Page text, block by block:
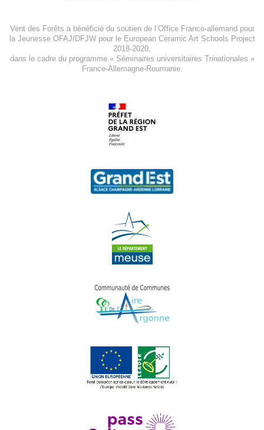
Vent des Forêts a bénéficié du soutien de l’Office Franco-allemand pour
la Jeunesse OFAJ/DFJWpour leEuropean Ceramic Art Schools Project
2018-2020
dans le cadre du programme « Séminaires universitaires Trinationales »
France-Allemagne-Roumanie.